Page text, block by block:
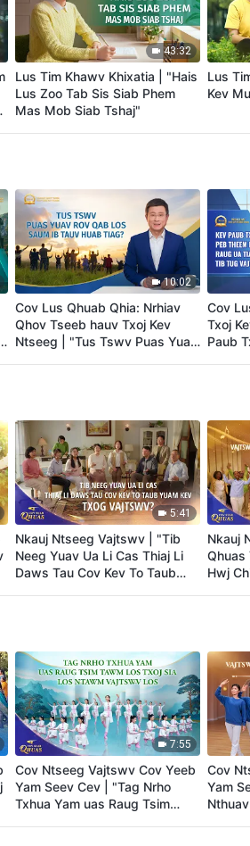
43:32
Lus Tim Khawv Khixatia | "Hais
Lus Zoo Tab Sis Siab Phem
Mas Mob Siab Tshaj"
Lus
Kev
10:02
Cov Lus Qhuab Qhia: Nrhiav
Qhov Tseeb hauv Txoj Kev
Ntseeg | "Tus Tswv Puas Yuav
Cov
Txoj
Paub
5:41
Nkauj Ntseeg Vajtswv | "Tib
Neeg Yuav Ua Li Cas Thiaj Li
Daws Tau Cov Kev To Taub
Nkauj
Qhuas
Hwj
7:55
Cov Ntseeg Vajtswv Cov Yeeb
Yam Seev Cev | "Tag Nrho
Txhua Yam uas Raug Tsim
Cov
Yam